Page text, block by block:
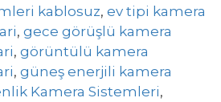
kablosuz, ev tipi kamera
, gece görüşlü kamera
, görüntülü kamera
, güneş enerjili kamera
Kamera Sistemleri,